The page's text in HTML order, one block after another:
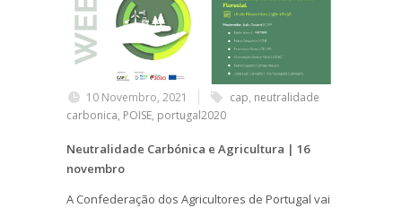
10 Novembro, 2021 cap, neutralidade
carbonica, POISE, portugal2020
Neutralidade Carbónica e Agricultura | 16
novembro
A Confederação dos Agricultores de Portugal vai